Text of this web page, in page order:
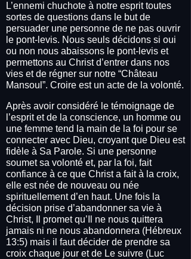
L’ennemi chuchote à notre esprit toutes
sortes de questions dans le but de
persuader une personne de ne pas ouvrir
le pont-levis. Nous seuls décidons si oui
ou non nous abaissons le pont-levis et
permettons au Christ d’entrer dans nos
vies et de régner sur notre “Château
Mansoul”. Croire est un acte de la volonté.
Après avoir considéré le témoignage de
l’esprit et de la conscience, un homme ou
une femme tend la main de la foi pour se
connecter avec Dieu, croyant que Dieu est
fidèle à Sa Parole. Si une personne
soumet sa volonté et, par la foi, fait
confiance à ce que Christ a fait à la croix,
elle est née de nouveau ou née
spirituellement d’en haut. Une fois la
décision prise d’abandonner sa vie à
Christ, Il promet qu’Il ne nous quittera
jamais ni ne nous abandonnera (Hébreux
13:5) mais il faut décider de prendre sa
croix chaque jour et de Le suivre (Luc